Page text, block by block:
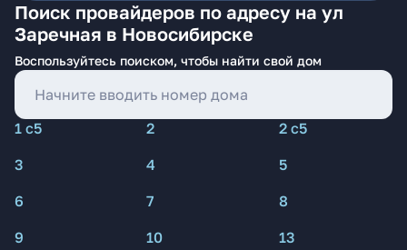
Поиск провайдеров по адресу на ул
Заречная в Новосибирске
Воспользуйтесь поиском, чтобы найти свой дом
1 с5 2
2 с5
3
4
5
6
7
8
9
10
13